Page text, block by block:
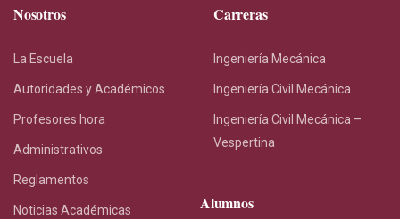
Nosotros
La Escuela
Autoridades y Académicos
Profesores hora
Administrativos
Reglamentos
Noticias Académicas
Carreras
Ingeniería Mecánica
Ingeniería Civil Mecánica
Ingeniería Civil Mecánica –
Vespertina
Alumnos